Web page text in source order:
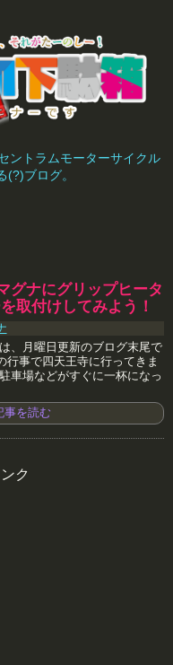
ントラムモーターサイクル
(?)ブログ。
グナにグリップヒータ
取付けしてみよう！
、月曜日更新のブログ末尾で
行事で四天王寺に行ってきま
車場などがすぐに一杯になっ
事を読む
ク